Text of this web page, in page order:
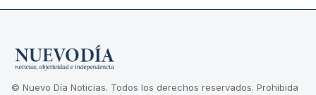
© Nuevo Día Noticias. Todos los derechos reservados. Prohibida